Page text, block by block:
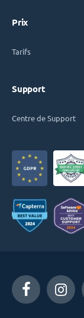
Prix
Tarifs
Support
Centre de Support